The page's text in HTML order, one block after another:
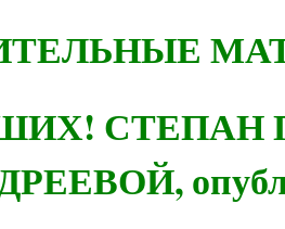
СТЕПАН
опубл.